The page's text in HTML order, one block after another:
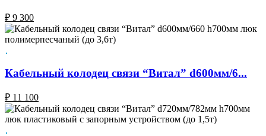
₽ 9 300
Кабельный колодец связи “Витал” d600мм/6...
₽ 11 100